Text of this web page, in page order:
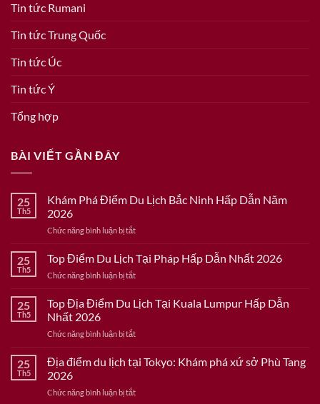
Tin tức Rumani
Tin tức Trung Quốc
Tin tức Úc
Tin tức Ý
Tổng hợp
BÀI VIẾT GẦN ĐÂY
25
Th5
Khám Phá Điểm Du Lịch Bắc Ninh Hấp Dẫn Năm
2026
Chức năng bình luận bị tắtở
Phá
Điểm
Du
Bắc
Dẫn
2026
25
Th5
Top Điểm Du Lịch Tại Pháp Hấp Dẫn Nhất 2026
Chức năng bình luận bị tắtở
Điểm
Du
Tại
Hấp
2026
25
Th5
Top Địa Điểm Du Lịch Tại Kuala Lumpur Hấp Dẫn
Nhất 2026
Chức năng bình luận bị tắtở
Địa
Điểm
Lịch
25
Th5
Địa điểm du lịch tại Tokyo: Khám phá xứ sở Phù Tang
2026
Chức năng bình luận bị tắtở